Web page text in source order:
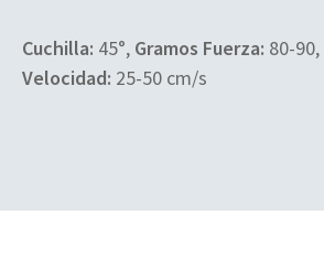
Cuchilla: 45°, Gramos Fuerza: 80-90,
Velocidad: 25-50 cm/s